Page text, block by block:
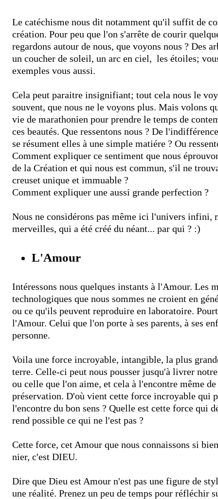
Le catéchisme nous dit notamment qu'il suffit de
création. Pour peu que l'on s'arrête de courir
regardons autour de nous, que voyons nous ? Des
un coucher de soleil, un arc en ciel, les étoiles;
exemples vous aussi.
Cela peut paraitre insignifiant; tout cela nous le
souvent, que nous ne le voyons plus. Mais volons
vie de marathonien pour prendre le temps de
ces beautés. Que ressentons nous ? De
se résument elles à une simple matiére ? Ou
Comment expliquer ce sentiment que nous
de la Création et qui nous est commun, s'il ne
creuset unique et immuable ?
Comment expliquer une aussi grande perfection ?
Nous ne considérons pas même ici l'univers infini,
merveilles, qui a été créé du néant... par qui ? :)
L'Amour
Intéressons nous quelques instants à l'Amour. Les
technologiques que nous sommes ne croient en
ou ce qu'ils peuvent reproduire en laboratoire.
l'Amour. Celui que l'on porte à ses parents, à ses
personne.
Voila une force incroyable, intangible, la plus
terre. Celle-ci peut nous pousser jusqu'à livrer
ou celle que l'on aime, et cela à l'encontre même
préservation. D'où vient cette force incroyable qui
l'encontre du bon sens ? Quelle est cette force qui
rend possible ce qui ne l'est pas ?
Cette force, cet Amour que nous connaissons si
nier, c'est DIEU.
Dire que Dieu est Amour n'est pas une figure de
une réalité. Prenez un peu de temps pour réfléchir